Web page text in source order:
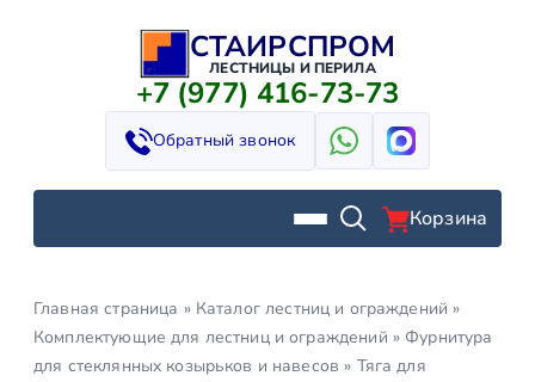
СТАИРСПРОМ
ЛЕСТНИЦЫ И ПЕРИЛА
+7 (977) 416-73-73
Обратный звонок
Корзина
Главная страница » Каталог лестниц и ограждений »
Комплектующие для лестниц и ограждений » Фурнитура
для стеклянных козырьков и навесов » Тяга для